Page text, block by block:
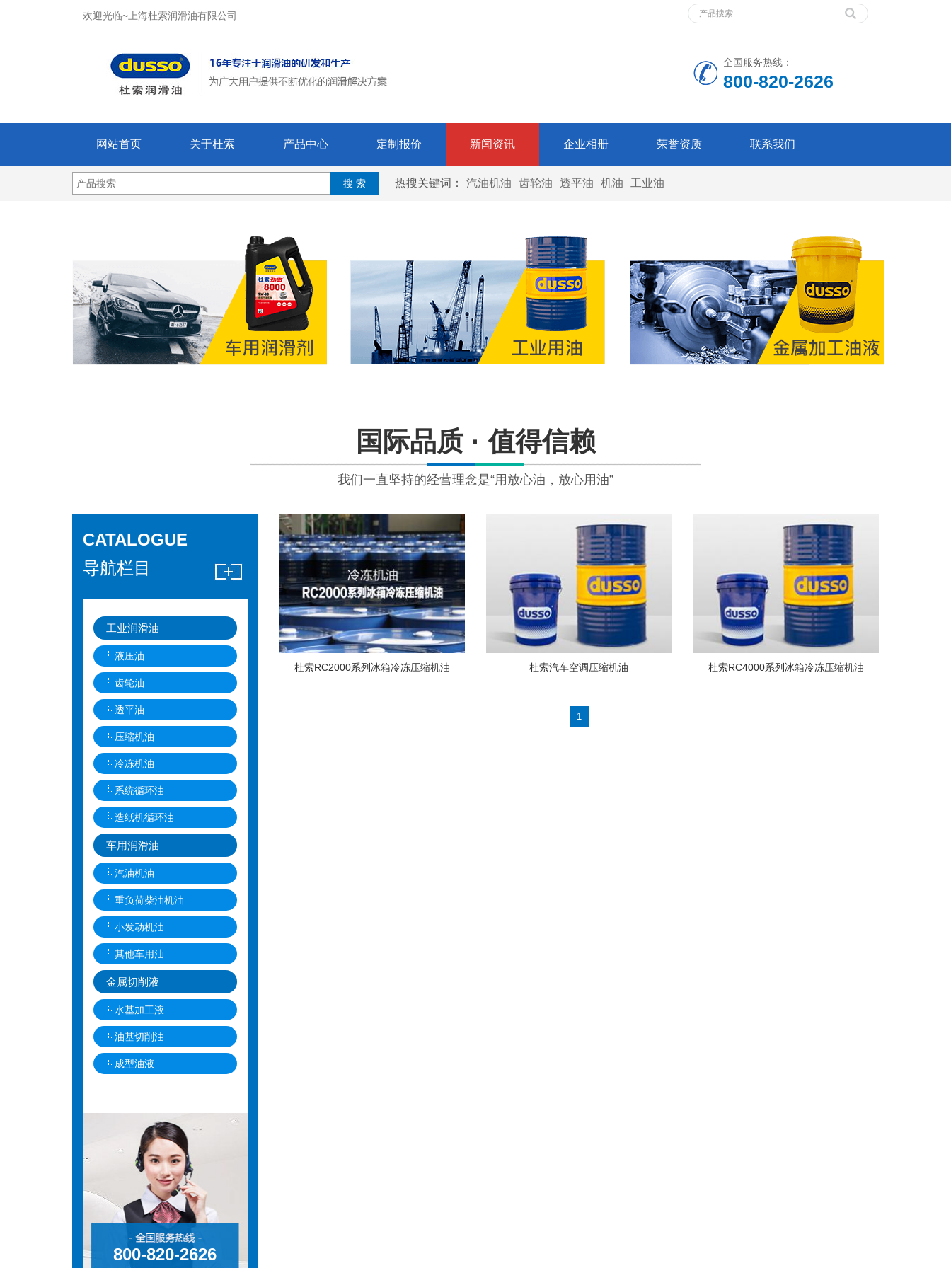
欢迎光临~上海杜索润滑油有限公司
全国服务热线：
800-820-2626
网站首页 关于杜索 产品中心 定制报价 新闻资讯 企业相册 荣誉资质 联系我们
搜 索 热搜关键词： 汽油机油 齿轮油 透平油 机油 工业油
国际品质 · 值得信赖
我们一直坚持的经营理念是“用放心油，放心用油”
CATALOGUE
导航栏目
工业润滑油
液压油
齿轮油
透平油
压缩机油
冷冻机油
系统循环油
造纸机循环油
车用润滑油
汽油机油
重负荷柴油机油
小发动机油
其他车用油
金属切削液
水基加工液
油基切削油
成型油液
800-820-2626
杜索RC2000系列冰箱冷冻压缩机油 杜索汽车空调压缩机油 杜索RC4000系列冰箱冷冻压缩机油
1